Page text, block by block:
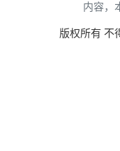
内容，
版权所有 不